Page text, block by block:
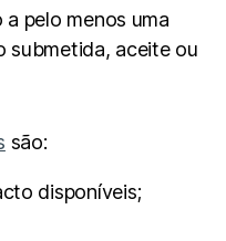
pelo menos uma
submetida, aceite ou
são:
disponíveis;